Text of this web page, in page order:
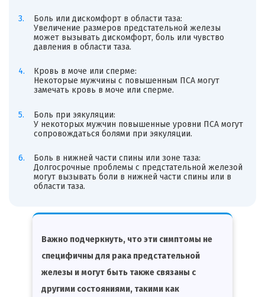
Боль или дискомфорт в области таза:
Увеличение размеров предстательной железы
может вызывать дискомфорт, боль или чувство
давления в области таза.
Кровь в моче или сперме:
Некоторые мужчины с повышенным ПСА могут
замечать кровь в моче или сперме.
Боль при эякуляции:
У некоторых мужчин повышенные уровни ПСА могут
сопровождаться болями при эякуляции.
Боль в нижней части спины или зоне таза:
Долгосрочные проблемы с предстательной железой
могут вызывать боли в нижней части спины или в
области таза.
Важно подчеркнуть, что эти симптомы не
специфичны для рака предстательной
железы и могут быть также связаны с
другими состояниями, такими как